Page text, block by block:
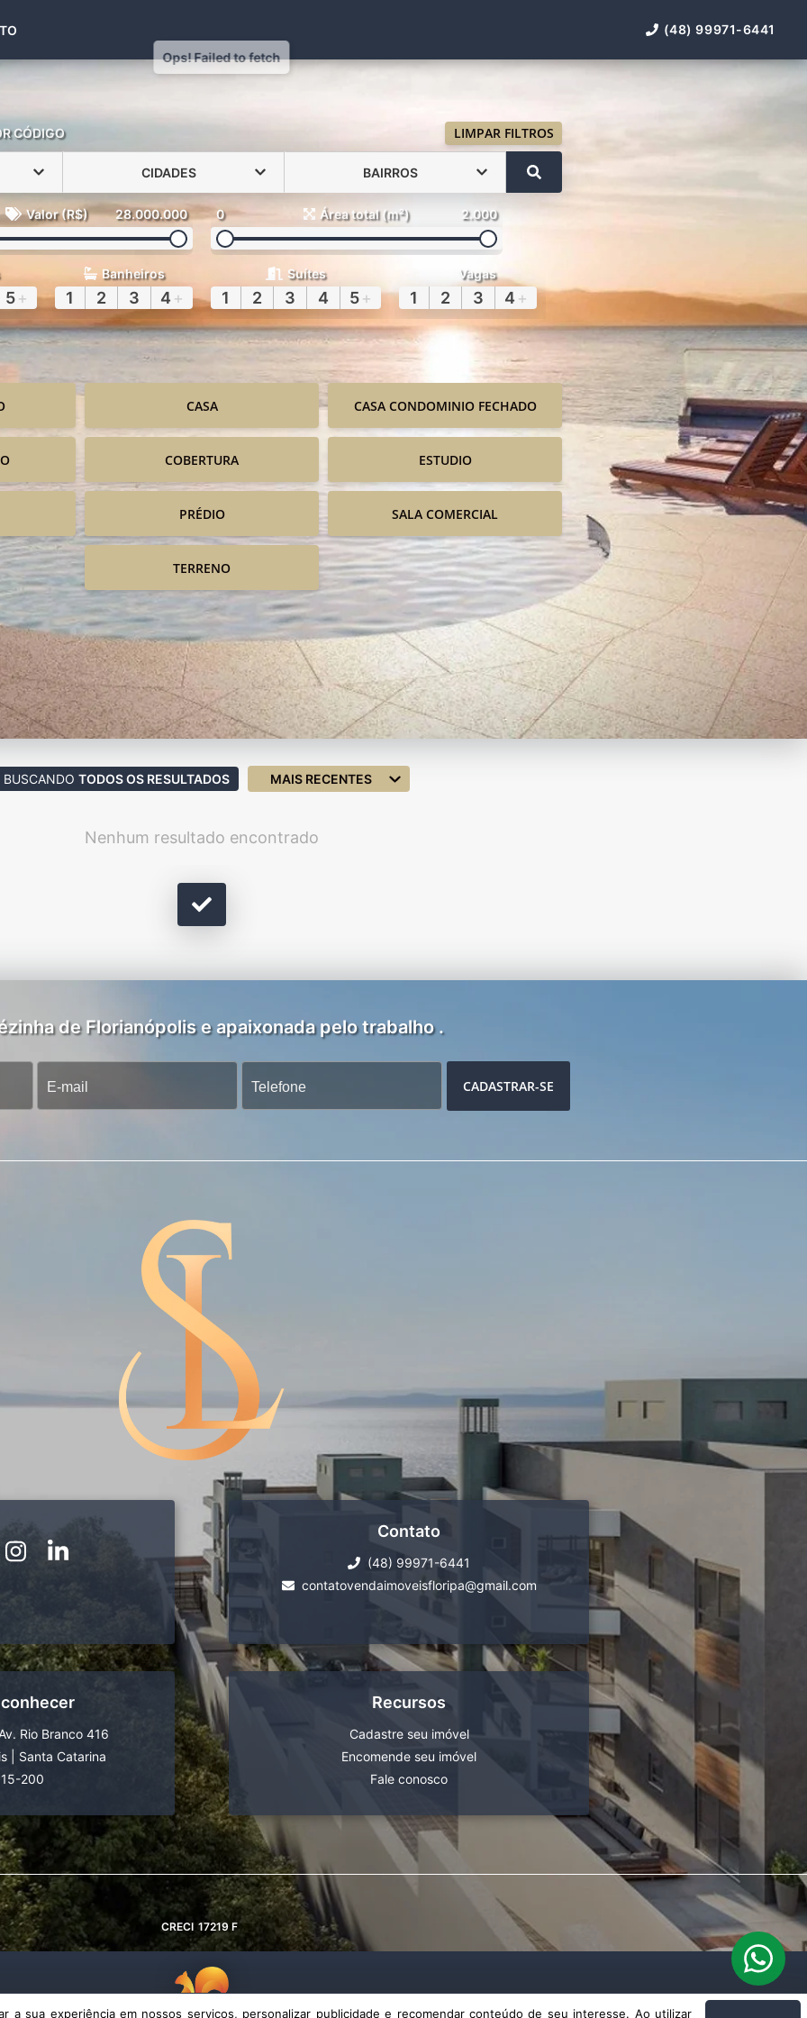
(48) 99971-6441
CÓDIGO LIMPAR FILTROS
CIDADES BAIRROS
Valor (R$) 28.000.000 0 Área total (m²) 2.000
5+
Banheiros
1 2 3 4 +
Suítes
1 2 3 4 5+
Vagas
1 2 3 4 +
CASA CASA CONDOMINIO FECHADO
COBERTURA ESTUDIO
PRÉDIO SALA COMERCIAL
TERRENO
BUSCANDO TODOS OS RESULTADOS MAIS RECENTES
Nenhum resultado encontrado
de Florianópolis e apaixonada pelo trabalho .
CADASTRAR-SE
Contato
(48) 99971-6441
contatovendaimoveisfloripa@gmail.com
Rio Branco 416
Santa Catarina
200
Recursos
Cadastre seu imóvel
Encomende seu imóvel
Fale conosco
CRECI 17219 F
a sua experiência em nossos serviços, personalizar publicidade e recomendar conteúdo de seu interesse. Ao utilizar